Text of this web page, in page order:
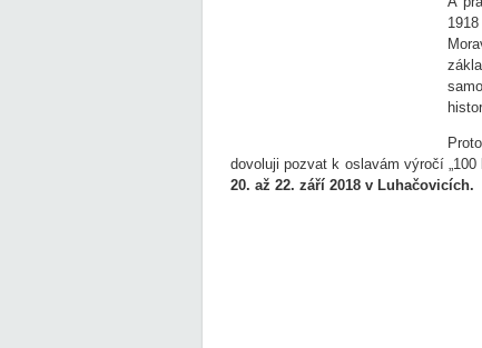
dovoluji pozvat k oslavám výročí
20. až 22. září 2018 v Luhačovicích.